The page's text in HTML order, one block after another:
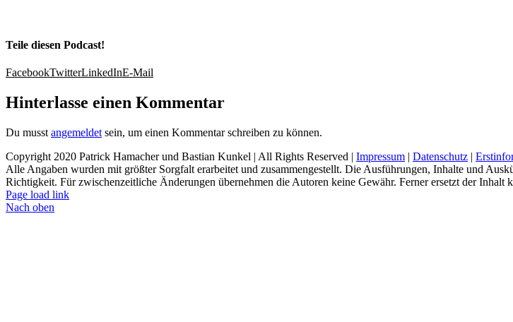
Teile diesen Podcast!
FacebookTwitterLinkedInE-Mail
Hinterlasse einen Kommentar
Du musst angemeldet sein, um einen Kommentar schreiben zu können.
Copyright 2020 Patrick Hamacher und Bastian Kunkel | All Rights Reserved | Impressum | Datenschutz |
Alle Angaben wurden mit größter Sorgfalt erarbeitet und zusammengestellt. Die Ausführungen, Inhalte und
Richtigkeit. Für zwischenzeitliche Änderungen übernehmen die Autoren keine Gewähr. Ferner ersetzt der
Page load link
Nach oben